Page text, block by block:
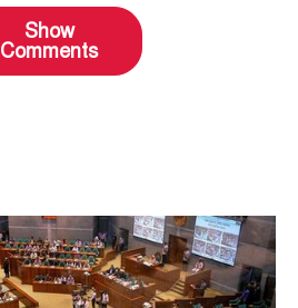
Show
Comments